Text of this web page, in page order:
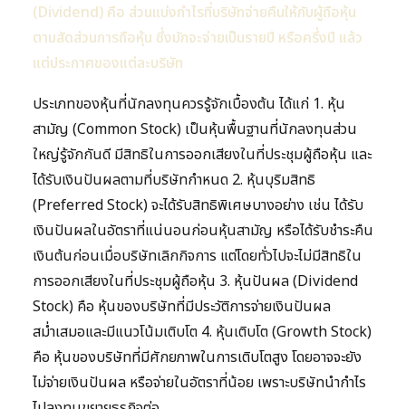
(Dividend) คือ ส่วนแบ่งกำไรที่บริษัทจ่ายคืนให้กับผู้ถือหุ้น
ตามสัดส่วนการถือหุ้น ซึ่งมักจะจ่ายเป็นรายปี หรือครึ่งปี แล้ว
แต่ประกาศของแต่ละบริษัท
ประเภทของหุ้นที่นักลงทุนควรรู้จักเบื้องต้น ได้แก่ 1. หุ้น
สามัญ (Common Stock) เป็นหุ้นพื้นฐานที่นักลงทุนส่วน
ใหญ่รู้จักกันดี มีสิทธิในการออกเสียงในที่ประชุมผู้ถือหุ้น และ
ได้รับเงินปันผลตามที่บริษัทกำหนด 2. หุ้นบุริมสิทธิ
(Preferred Stock) จะได้รับสิทธิพิเศษบางอย่าง เช่น ได้รับ
เงินปันผลในอัตราที่แน่นอนก่อนหุ้นสามัญ หรือได้รับชำระคืน
เงินต้นก่อนเมื่อบริษัทเลิกกิจการ แต่โดยทั่วไปจะไม่มีสิทธิใน
การออกเสียงในที่ประชุมผู้ถือหุ้น 3. หุ้นปันผล (Dividend
Stock) คือ หุ้นของบริษัทที่มีประวัติการจ่ายเงินปันผล
สม่ำเสมอและมีแนวโน้มเติบโต 4. หุ้นเติบโต (Growth Stock)
คือ หุ้นของบริษัทที่มีศักยภาพในการเติบโตสูง โดยอาจจะยัง
ไม่จ่ายเงินปันผล หรือจ่ายในอัตราที่น้อย เพราะบริษัทนำกำไร